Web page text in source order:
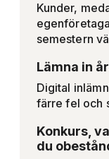
Kunder,
semestern
Lämna in
Digital
färre fel och
Konkurs,
du